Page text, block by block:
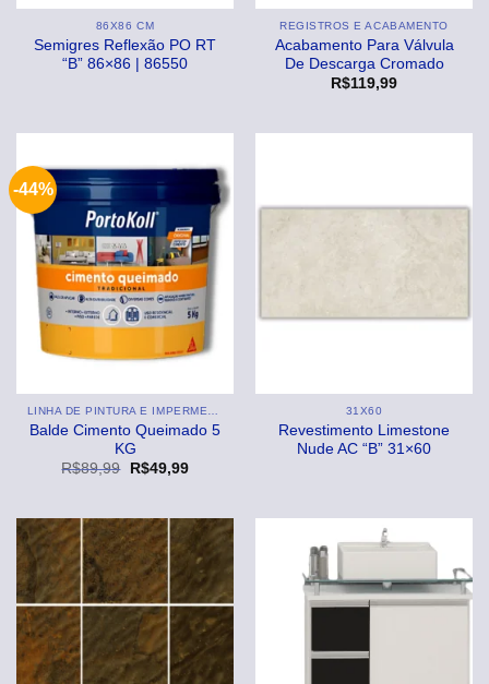
86X86 CM
Semigres Reflexão PO RT
“B” 86×86 | 86550
REGISTROS E ACABAMENTO
Acabamento Para Válvula
De Descarga Cromado
R$119,99
-44%
LINHA DE PINTURA E IMPERMEABILIZANTE
Balde Cimento Queimado 5
KG
R$89,99
O
R$89,99.
R$49,99O
R$49,99.
31X60
Revestimento Limestone
Nude AC “B” 31×60